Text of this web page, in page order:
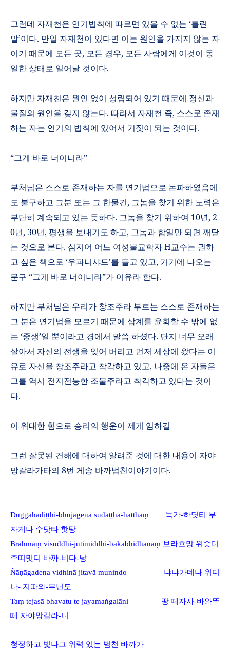
그런데 자재천은 연기법칙에 따르면 있을 수 없는 ‘틀린
말’이다. 만일 자재천이 있다면 이는 원인을 가지지 않는 자
이기 때문에 모든 곳, 모든 경우, 모든 사람에게 이것이 동
일한 상태로 일어날 것이다.
하지만 자재천은 원인 없이 성립되어 있기 때문에 정신과
물질의 원인을 갖지 않는다. 따라서 자재천 즉, 스스로 존재
하는 자는 연기의 법칙에 있어서 거짓이 되는 것이다.
“그게 바로 너이니라”
부처님은 스스로 존재하는 자를 연기법으로 논파하였음에
도 불구하고 그분 또는 그 한물건, 그놈을 찾기 위한 노력은
부단히 계속되고 있는 듯하다. 그놈을 찾기 위하여 10년, 2
0년, 30년, 평생을 보내기도 하고, 그놈과 합일만 되면 깨닫
는 것으로 본다. 심지어 어느 여성불교학자H교수는 권하
고 싶은 책으로 ‘우파니샤드’를 들고 있고, 거기에 나오는
문구 “그게 바로 너이니라”가 이유라 한다.
하지만 부처님은 우리가 창조주라 부르는 스스로 존재하는
그 분은 연기법을 모르기 때문에 삼계를 윤회할 수 밖에 없
는 ‘중생’일 뿐이라고 경에서 말씀 하셨다. 단지 너무 오래
살아서 자신의 전생을 잊어 버리고 먼저 세상에 왔다는 이
유로 자신을 창조주라고 착각하고 있고, 나중에 온 자들은
그를 역시 전지전능한 조물주라고 착각하고 있다는 것이
다.
이 위대한 힘으로 승리의 행운이 제게 임하길
그런 잘못된 견해에 대하여 알려준 것에 대한 내용이 자야
망갈라가타의 8번 게송 바까범천이야기이다.
Duggāhadiṭṭhi-bhujagena sudaṭṭha-hatthaṃ 둑가-하딧티 부
자게나 수닷타 핫탕
Brahmaṃ visuddhi-jutimiddhi-bakābhidhānaṃ 브라흐망 위숫디
주띠밋디 바까-비다-낭
Ñāṇāgadena vidhinā jitavā munindo
냐냐가데나 위디
나- 지따와-무닌도
Taṃ tejasā bhavatu te jayamaṅgalāni 땅 떼자사-바와뚜
떼 자야망갈라-니
청정하고 빛나고 위력 있는 범천 바까가